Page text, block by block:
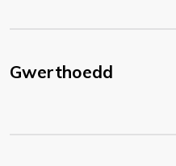
Gwerthoedd